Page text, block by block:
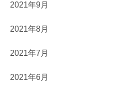
2021年9月
2021年8月
2021年7月
2021年6月